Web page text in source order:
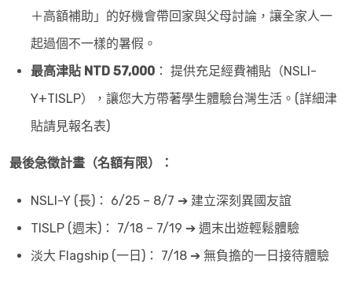
＋高額補助」的好機會帶回家與父母討論，讓全家人一
起過個不一樣的暑假。
最高津貼 NTD 57,000 ： 提供充足經費補貼（NSLI-
Y+TISLP），讓您大方帶著學生體驗台灣生活。(詳細津
貼請見報名表)
最後急徵計畫（名額有限）：
NSLI-Y (長)： 6/25 – 8/7 ➔ 建立深刻異國友誼
TISLP (週末)： 7/18 – 7/19 ➔ 週末出遊輕鬆體驗
淡大 Flagship (一日)： 7/18 ➔ 無負擔的一日接待體驗